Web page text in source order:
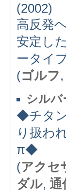
(2002)
高反発
安定し
ータイ
(ゴルフ
シルバ
◆チタ
り扱わ
π◆
(アクセ
ダル, 通